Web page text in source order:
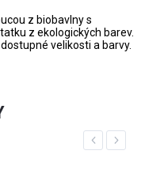
z biobavlny s
z ekologických barev.
velikosti a barvy.
Previous
Next